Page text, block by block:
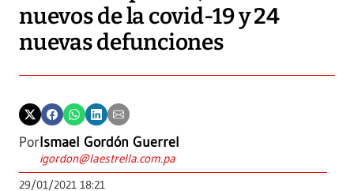
nuevos de la covid-19 y 24
nuevas defunciones
PorIsmael Gordón Guerrel
igordon@laestrella.com.pa
29/01/2021 18:21